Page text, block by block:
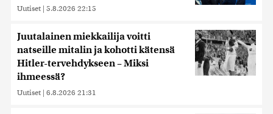
Uutiset | 5.8.2026 22:15
Juutalainen miekkailija voitti
natseille mitalin ja kohotti kätensä
Hitler-tervehdykseen – Miksi
ihmeessä?
Uutiset | 6.8.2026 21:31